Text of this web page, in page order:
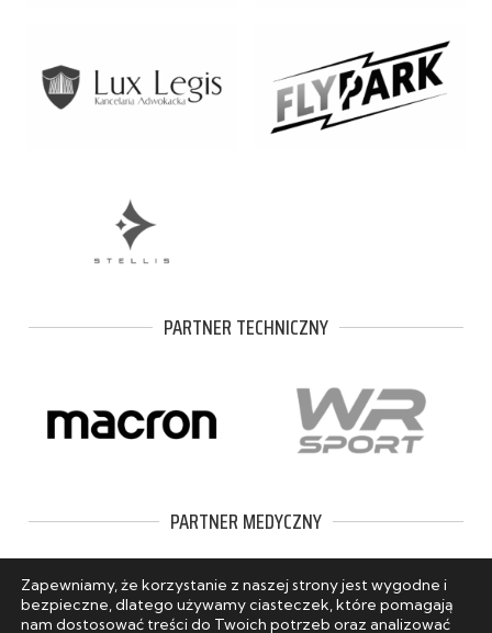
PARTNER TECHNICZNY
PARTNER MEDYCZNY
Zapewniamy, że korzystanie z naszej strony jest wygodne i
bezpieczne, dlatego używamy ciasteczek, które pomagają
nam dostosować treści do Twoich potrzeb oraz analizować